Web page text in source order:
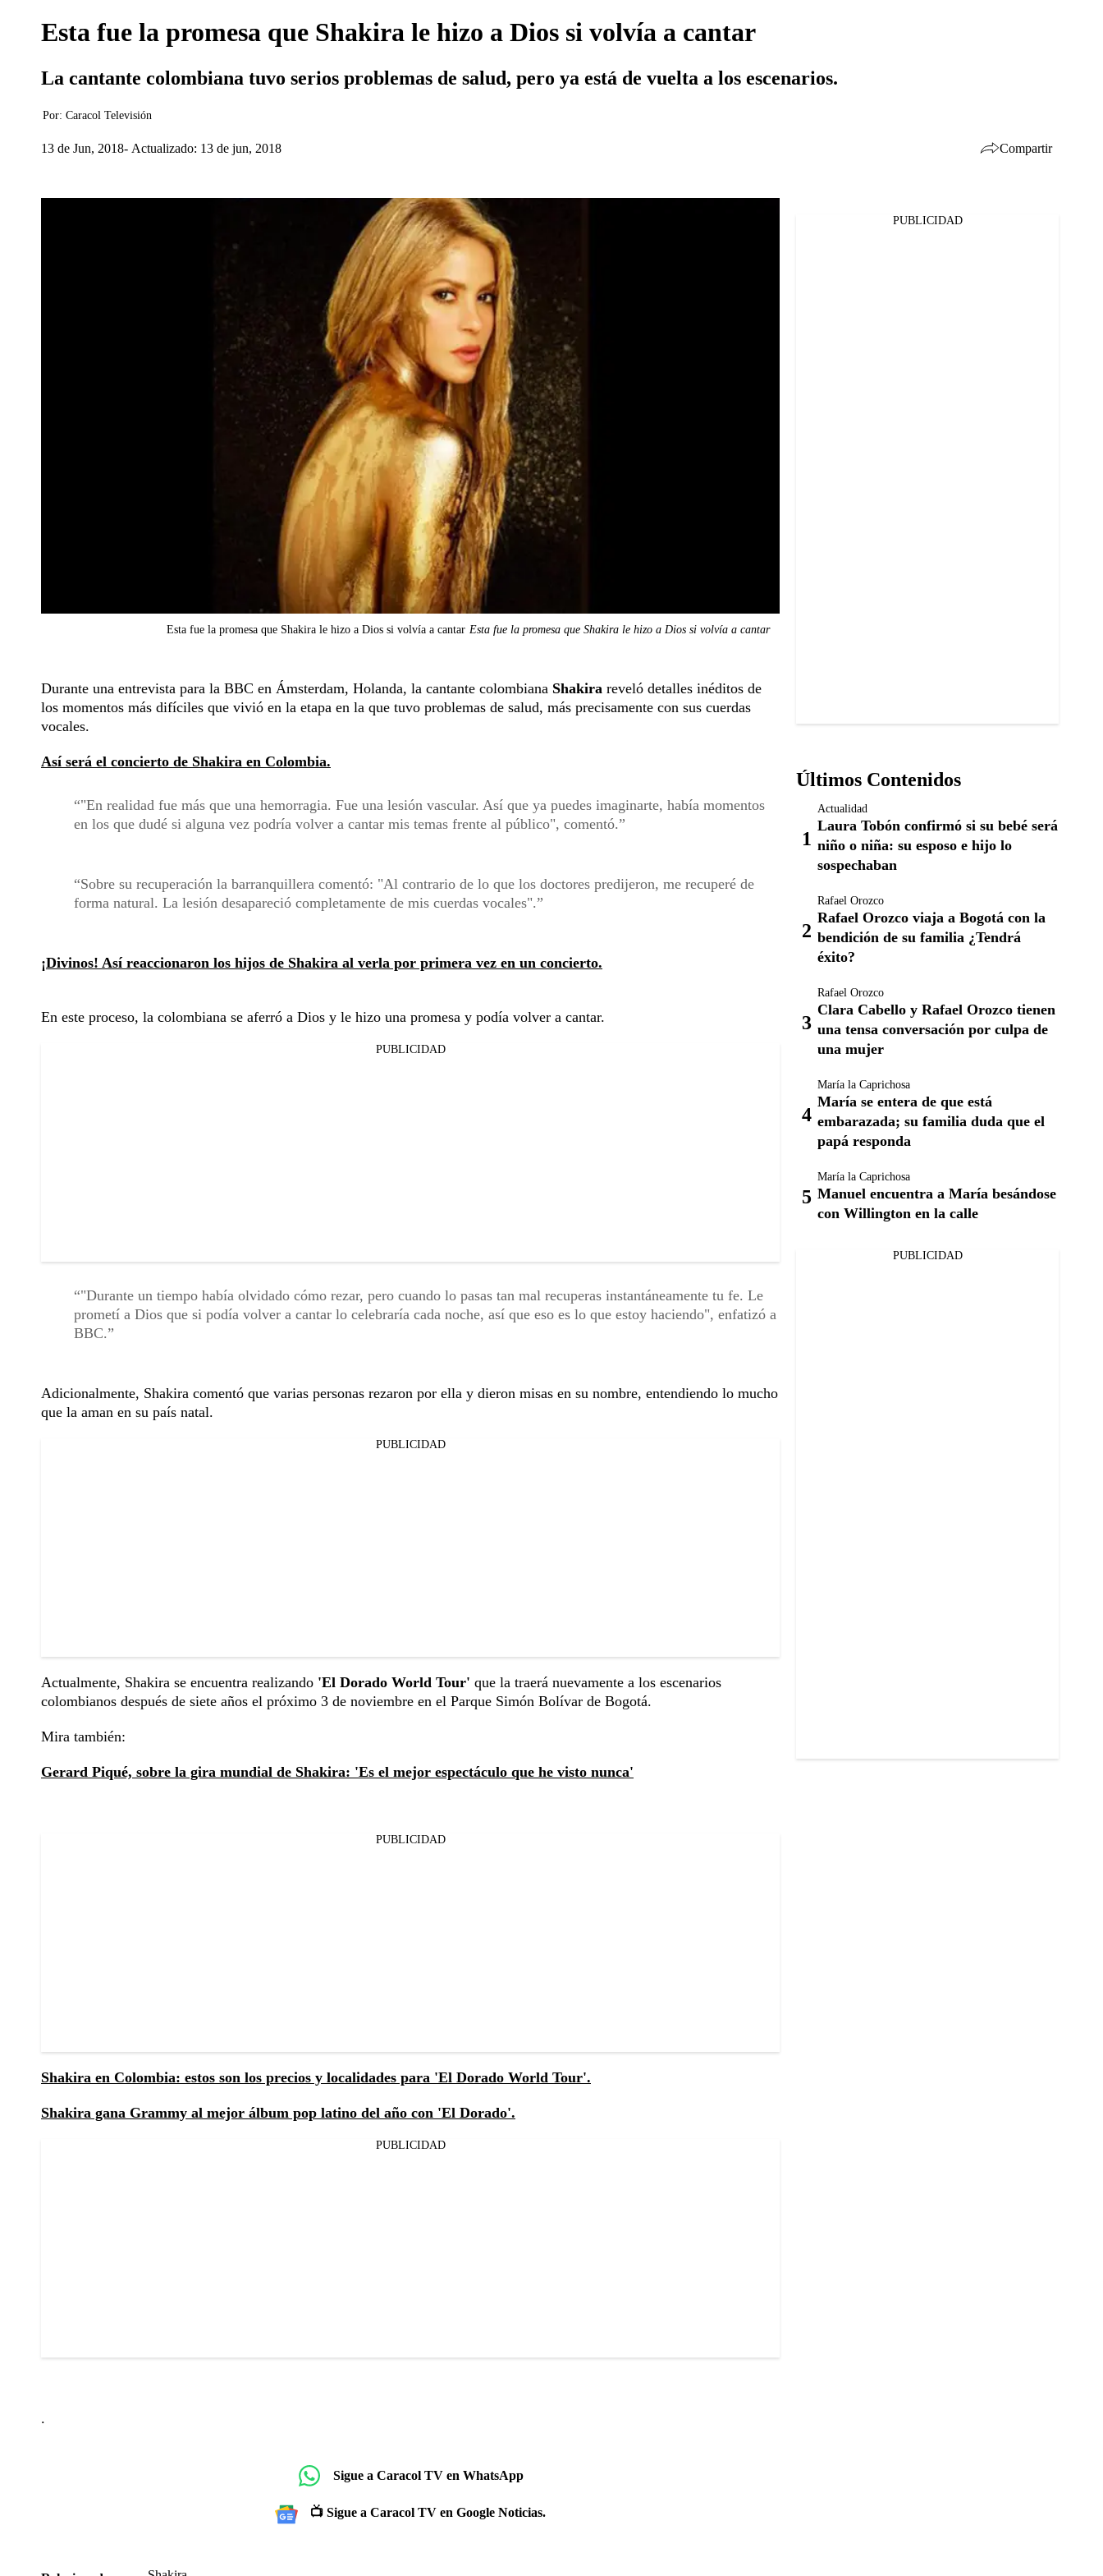
Esta fue la promesa que Shakira le hizo a Dios si volvía a cantar
La cantante colombiana tuvo serios problemas de salud, pero ya está de vuelta a los escenarios.
Por: Caracol Televisión
13 de Jun, 2018 Actualizado: 13 de jun, 2018 Compartir
Esta fue la promesa que Shakira le hizo a Dios si volvía a cantar Esta fue la promesa que Shakira le hizo a Dios si volvía a cantar
Durante una entrevista para la BBC en Ámsterdam, Holanda, la cantante colombiana Shakira reveló detalles inéditos de
los momentos más difíciles que vivió en la etapa en la que tuvo problemas de salud, más precisamente con sus cuerdas
vocales.
Así será el concierto de Shakira en Colombia.
"En realidad fue más que una hemorragia. Fue una lesión vascular. Así que ya puedes imaginarte, había momentos
en los que dudé si alguna vez podría volver a cantar mis temas frente al público", comentó.
Sobre su recuperación la barranquillera comentó: "Al contrario de lo que los doctores predijeron, me recuperé de
forma natural. La lesión desapareció completamente de mis cuerdas vocales".
¡Divinos! Así reaccionaron los hijos de Shakira al verla por primera vez en un concierto.
En este proceso, la colombiana se aferró a Dios y le hizo una promesa y podía volver a cantar.
PUBLICIDAD
"Durante un tiempo había olvidado cómo rezar, pero cuando lo pasas tan mal recuperas instantáneamente tu fe. Le
prometí a Dios que si podía volver a cantar lo celebraría cada noche, así que eso es lo que estoy haciendo", enfatizó a
BBC.
Adicionalmente, Shakira comentó que varias personas rezaron por ella y dieron misas en su nombre, entendiendo lo mucho
que la aman en su país natal.
PUBLICIDAD
Actualmente, Shakira se encuentra realizando 'El Dorado World Tour' que la traerá nuevamente a los escenarios
colombianos después de siete años el próximo 3 de noviembre en el Parque Simón Bolívar de Bogotá.
Mira también:
Gerard Piqué, sobre la gira mundial de Shakira: 'Es el mejor espectáculo que he visto nunca'
PUBLICIDAD
Shakira en Colombia: estos son los precios y localidades para 'El Dorado World Tour'.
Shakira gana Grammy al mejor álbum pop latino del año con 'El Dorado'.
PUBLICIDAD
.
Sigue a Caracol TV en WhatsApp
📺 Sigue a Caracol TV en Google Noticias.
PUBLICIDAD
Últimos Contenidos
Actualidad
Laura Tobón confirmó si su bebé será
niño o niña: su esposo e hijo lo
sospechaban
Rafael Orozco
Rafael Orozco viaja a Bogotá con la
bendición de su familia ¿Tendrá
éxito?
Rafael Orozco
Clara Cabello y Rafael Orozco tienen
una tensa conversación por culpa de
una mujer
María la Caprichosa
María se entera de que está
embarazada; su familia duda que el
papá responda
María la Caprichosa
Manuel encuentra a María besándose
con Willington en la calle
PUBLICIDAD